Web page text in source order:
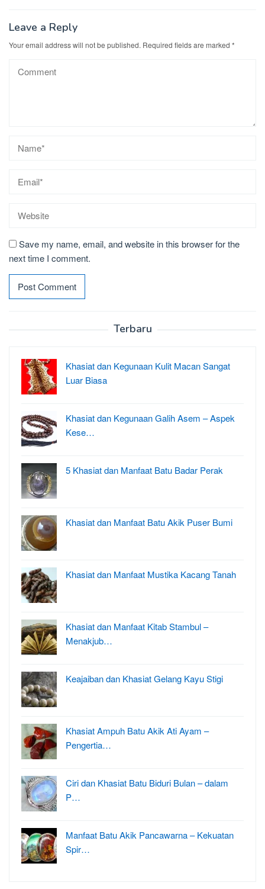
Leave a Reply
Your email address will not be published. Required fields are marked *
Save my name, email, and website in this browser for the
next time I comment.
Terbaru
Khasiat dan Kegunaan Kulit Macan Sangat
Luar Biasa
Khasiat dan Kegunaan Galih Asem – Aspek
Kese…
5 Khasiat dan Manfaat Batu Badar Perak
Khasiat dan Manfaat Batu Akik Puser Bumi
Khasiat dan Manfaat Mustika Kacang Tanah
Khasiat dan Manfaat Kitab Stambul –
Menakjub…
Keajaiban dan Khasiat Gelang Kayu Stigi
Khasiat Ampuh Batu Akik Ati Ayam –
Pengertia…
Ciri dan Khasiat Batu Biduri Bulan – dalam
P…
Manfaat Batu Akik Pancawarna – Kekuatan
Spir…